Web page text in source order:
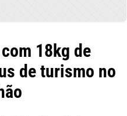
18kg de
de turismo no